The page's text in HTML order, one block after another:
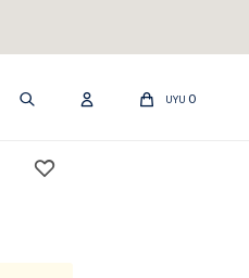
UYU 0